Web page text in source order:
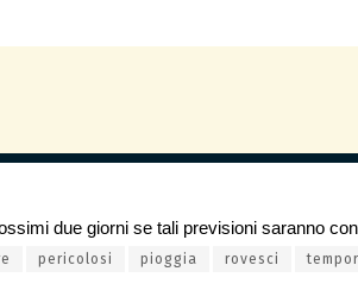
due giorni se tali previsioni saranno
pericolosi pioggia rovesci